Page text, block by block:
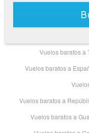
Vuelos baratos a
Vuelos baratos a
Vuelos baratos a
Vuelos baratos a